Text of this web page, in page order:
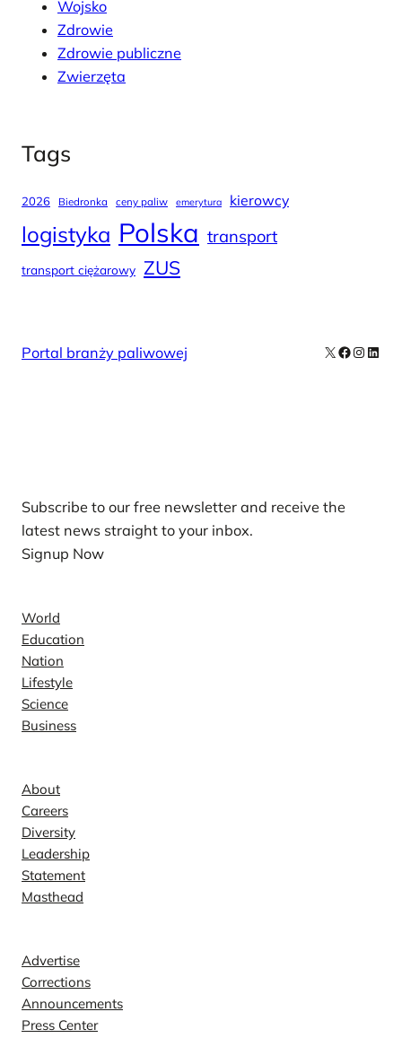
Wojsko
Zdrowie
Zdrowie publiczne
Zwierzęta
Tags
2026 Biedronka ceny paliw emerytura kierowcy
logistyka Polska transport
transport ciężarowy ZUS
Portal branży paliwowej X Facebook
Subscribe to our free newsletter and receive the
latest news straight to your inbox.
Signup Now
World
Education
Nation
Lifestyle
Science
Business
About
Careers
Diversity
Leadership
Statement
Masthead
Advertise
Corrections
Announcements
Press Center